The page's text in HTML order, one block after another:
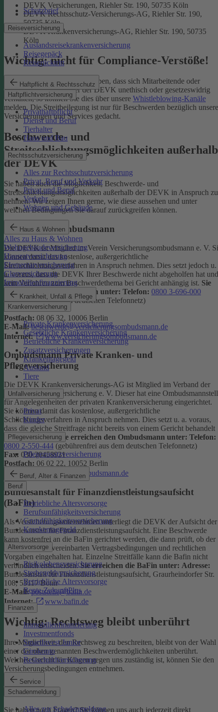
Schutzbrief
Reiseversicherung
Auslandsreisekrankenversicherung
Reisegepäck
Reiserücktritt
Haftpflicht & Rechtsschutz
Haftpflichtversicherung
Privathaftpflicht
Dienst und Beruf
Tierhalter
Haus und Bau
Rechtsschutzversicherung
Alles zur Rechtsschutzversicherung
Privat, Beruf und Verkehr
Privat und Beruf
Verkehr
Wohnen und Gebäude
Haus & Wohnen
Alles zu Haus & Wohnen
Wohngebäudeversicherung
Hausratversicherung
Elementarversicherung
Glasversicherung
Immobilienfinanzierung
Krankheit, Unfall & Pflege
Krankenversicherung
Private Krankenversicherung
Gesetzliche Krankenversicherung
Betriebliche Krankenversicherung
Zusatzversicherungen
Krankentagegeld
Ausland
Tiere
Unfallversicherung
Privat
Kinder
Pflegeversicherung
Pflegezusatzversicherung
Beruf, Alter & Finanzen
Beruf
Betriebliche Altersvorsorge
Berufsunfähigkeitsversicherung
Grundfähigkeitsversicherung
Krankentagegeld
Altersvorsorge
Risikolebensversicherung
Sterbegeldversicherung
Betriebliche Altersvorsorge
Rente ZukunftPlus
Finanzen
Immobilienfinanzierung
Investmentfonds
SmartInvest Junior
Girokonto
Restschuldversicherung
Service
Schadenmeldung
Alles zur Schadenmeldung
DEVK Versicherungen, Riehler Str. 190, 50735 Köln
DEVK Rechtsschutz-Versicherungs-AG, Riehler Str. 190,
50735 Köln
DEVK Krankenversicherungs-AG, Riehler Str. 190, 50735
Köln
Wichtig: nicht für Compliance-Verstöße!
Wenn Sie Kenntnis darüber haben, dass sich Mitarbeitende oder
Partnerinnen und Partner der DEVK unethisch oder gesetzeswidrig
verhalten, so können Sie dies über unsere Whistleblowing-Kanäle
melden. Die Streitbeilegung ist nur für Beschwerden bezüglich
Versicherungen und Services gedacht.
Beschwerde- und
Streitschlichtungsmöglichkeiten außerhalb
der DEVK
Sie haben auch die Möglichkeit, Beschwerde- und
Streitschlichtungsmöglichkeiten außerhalb der DEVK in Anspruch zu
nehmen. Wir zeigen Ihnen gerne, wie diese aussehen und unter
welchen Bedingungen Sie darauf zurückgreifen können.
Versicherungsombudsmann
Die DEVK ist Mitglied im Verein Versicherungsombudsmann e. V.
können damit das kostenlose, außergerichtliche
Streitschlichtungsverfahren in Anspruch nehmen. Dies setzt jedoch u.
a. voraus, dass die DEVK Ihrer Beschwerde nicht abgeholfen hat und
kein Verfahren zum Beschwerdethema bei Gericht anhängig ist. Sie
erreichen den Ombudsmann unter: Telefon: 0800 3-696-000
(gebührenfrei aus dem deutschen Telefonnetz)
Fax:0800 3-699-000
Postfach: 08 06 32, 10006 Berlin
E-Mail:beschwerde@versicherungsombudsmann.de
Internet:
www.versicherungsombudsmann.de
Ombudsmann Private Kranken- und
Pflegeversicherung
Die DEVK Krankenversicherungs-AG ist Mitglied im Verband der
privaten Krankenversicherung e. V. Dieser hat eine
für Angelegenheiten der privaten Krankenversicherung eingerichtet.
Sie können damit das kostenlose, außergerichtliche
Schlichtungsverfahren in Anspruch nehmen. Dies setzt u. a. voraus,
dass die gleiche Streitfrage nicht bereits von einem Gericht behandelt
wird oder wurde.Sie erreichen den Ombudsmann unter: Telefon:
0800 2-550-444 (gebührenfrei aus dem deutschen Telefonnetz)
Fax: 030 20458931
Postfach: 06 02 22, 10052 Berlin
Internet:
www.pkv-ombudsmann.de
Bundesanstalt für Finanzdienstleistungsaufsicht
(BaFin)
Als Versicherungsunternehmen unterliegt die DEVK der Aufsicht der
Bundesanstalt für Finanzdienstleistungsaufsicht. Eine Beschwerde
kann kostenfrei an die BaFin gerichtet werden, die dann prüft, ob der
Versicherer die vereinbarten Vertragsbedingungen und rechtlichen
Vorgaben eingehalten hat. Einzelne Streitfälle kann die Bafin nicht
verbindlich entscheiden.Sie erreichen die BaFin unter: Adresse:
Bundesanstalt für Finanzdienstleistungsaufsicht, Graurheindorfer Str.
108, 53117 Bonn
E-Mail: poststelle@bafin.de
Internet:
www.bafin.de
Wichtig: Rechtsweg bleibt unberührt
Ihre Möglichkeit, den Rechtsweg zu beschreiten, bleibt von der Wahl
einer der oben genannten Beschwerdemöglichkeiten unberührt.
Welches Gericht für Klagen gegen uns zuständig ist, können Sie den
Versicherungsbedingungen entnehmen.
Kontakt
Sie haben noch Fragen? Sie können uns auch jederzeit direkt